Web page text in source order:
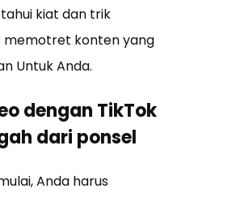
kiat dan trik
memotret konten yang
Untuk Anda.
dengan TikTok
dari ponsel
Anda harus